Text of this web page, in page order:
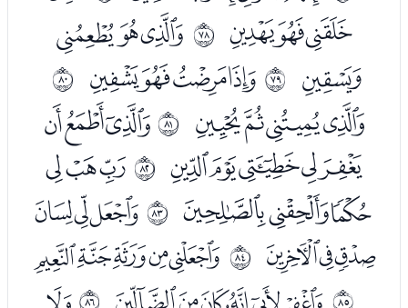
ﯧﯨﯩ ﱍ ﯫﯬﯭ
ﯮ ﱎﯰﯱﯲﯳ ﱏ
ﯵﯶﯷﯸ ﱐﯺﯻﯼ
ﯽﯾﯿﰀﰁ ﱑﰃﰄﰅ
ﰆﰇﰈ ﱒﭑﭒﭓ
ﭔﭕﭖ ﱓ ﭘﭙﭚﭛﭜ